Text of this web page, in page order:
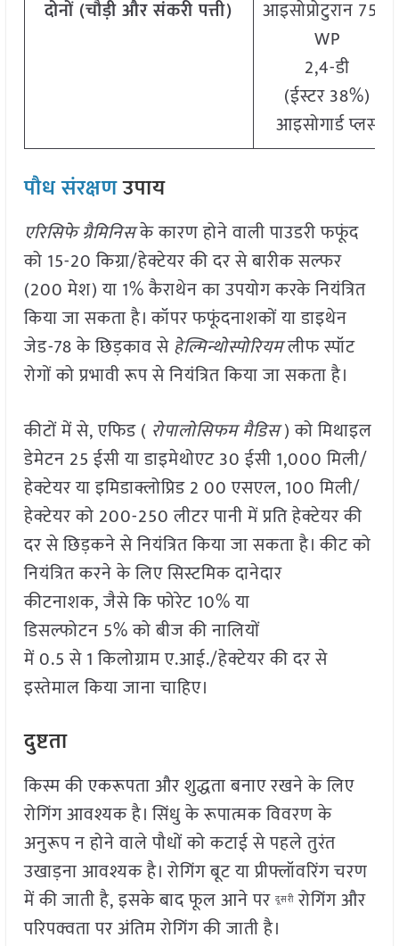
दोनों (चौड़ी और संकरी पत्ती)
आइसोप्रोटुरान 75%
WP
2,4-डी
(ईस्टर 38%)
आइसोगार्ड प्लस
पौध संरक्षणउपाय
एरिसिफे ग्रैमिनिसके कारण होने वाली पाउडरी फफूंद
को 15-20 किग्रा/हेक्टेयर की दर से बारीक सल्फर
(200 मेश) या 1% कैराथेन का उपयोग करके नियंत्रित
किया जा सकता है। कॉपर फफूंदनाशकों या डाइथेन
जेड-78 के छिड़काव सेहेल्मिन्थोस्पोरियमलीफ स्पॉट
रोगों को प्रभावी रूप से नियंत्रित किया जा सकता है।
कीटों में से, एफिड ( रोपालोसिफम मैडिस) को मिथाइल
डेमेटन 25 ईसी या डाइमेथोएट 30 ईसी 1,000 मिली/
हेक्टेयर या इमिडाक्लोप्रिड 2 00 एसएल, 100 मिली/
हेक्टेयर को 200-250 लीटर पानी में प्रति हेक्टेयर की
दर से छिड़कने से नियंत्रित किया जा सकता है। कीट को
नियंत्रित करने के लिए सिस्टमिक दानेदार
कीटनाशक, जैसे कि फोरेट 10% या
डिसल्फोटन 5% को बीज की नालियों
में 0.5 से 1 किलोग्राम ए.आई./हेक्टेयर की दर से
इस्तेमाल किया जाना चाहिए।
दुष्टता
किस्म की एकरूपता और शुद्धता बनाए रखने के लिए
रोगिंग आवश्यक है। सिंधु के रूपात्मक विवरण के
अनुरूप न होने वाले पौधों को कटाई से पहले तुरंत
उखाड़ना आवश्यक है। रोगिंग बूट या प्रीफ्लॉवरिंग चरण
में की जाती है, इसके बाद फूल आने पर दूसरीरोगिंग और
परिपक्वता पर अंतिम रोगिंग की जाती है।